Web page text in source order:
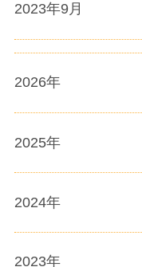
2023年9月
2026年
2025年
2024年
2023年